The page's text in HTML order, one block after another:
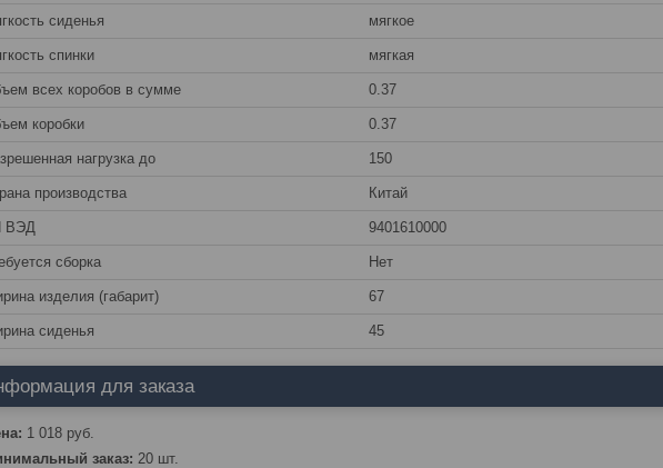
сиденья мягкое
спинки мягкая
всех коробов в сумме 0.37
коробки 0.37
нагрузка до 150
производства Китай
ВЭД 9401610000
сборка Нет
изделия (габарит) 67
сиденья 45
для заказа
1 018 руб.
заказ: 20 шт.